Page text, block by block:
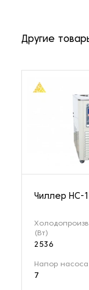
Другие
Чиллер HC-
(Вт)
2536
Напор
7